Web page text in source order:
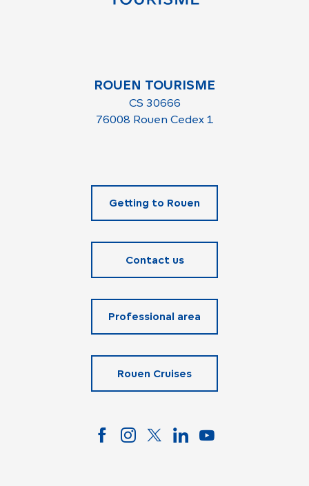
ROUEN TOURISME
CS 30666
76008 Rouen Cedex 1
Getting to Rouen
Contact us
Professional area
Rouen Cruises